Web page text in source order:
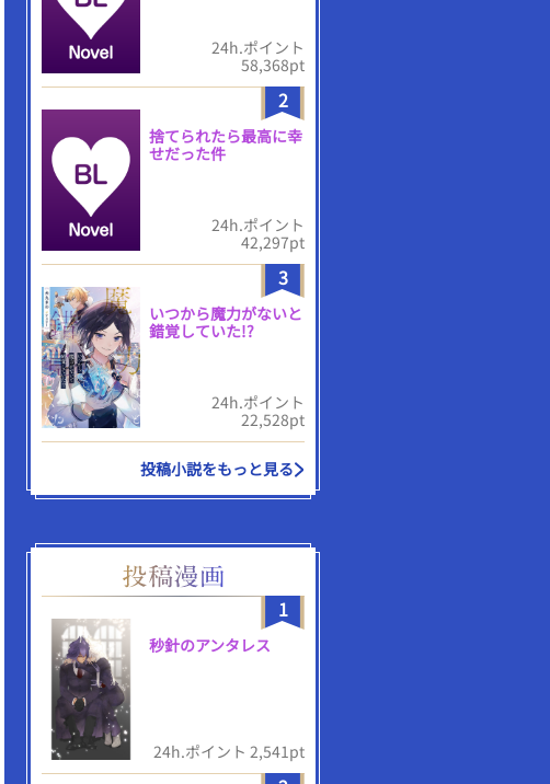
24h.ポイント
58,368pt
2
捨てられたら最高に幸
せだった件
24h.ポイント
42,297pt
3
いつから魔力がないと
錯覚していた!?
24h.ポイント
22,528pt
投稿小説をもっと見る
1
秒針のアンタレス
24h.ポイント 2,541pt